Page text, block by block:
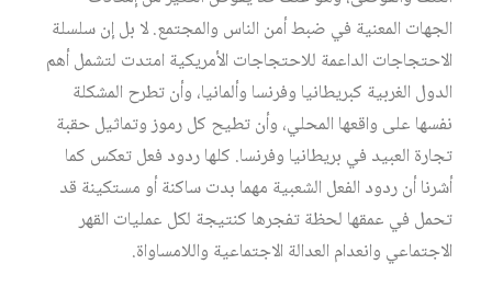
الجهات المعنية في ضبط أمن الناس والمجتمع. لا بل إن سلسلة
الاحتجاجات الداعمة للاحتجاجات الأمريكية امتدت لتشمل أهم
الدول الغربية كبريطانيا وفرنسا وألمانيا، وأن تطرح المشكلة
نفسها على واقعها المحلي، وأن تطيح كل رموز وتماثيل حقبة
تجارة العبيد في بريطانيا وفرنسا. كلها ردود فعل تعكس كما
أشرنا أن ردود الفعل الشعبية مهما بدت ساكنة أو مستكينة قد
تحمل في عمقها لحظة تفجرها كنتيجة لكل عمليات القهر
الاجتماعي وانعدام العدالة الاجتماعية واللامساواة.